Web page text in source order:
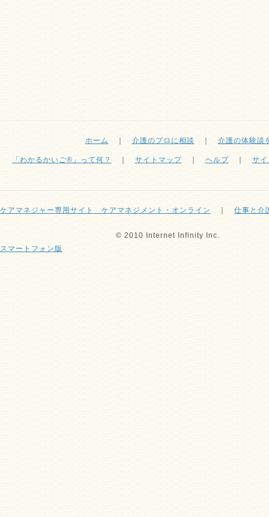
ホーム 介護のプロに相談 介護の体験談
「わかるかいご®」って何？ サイトマップ｜ ヘルプ｜ サ
ケアマネジャー専用サイト ケアマネジメント・オンライン 仕事と介
© 2010 Internet Infinity Inc.
スマートフォン版